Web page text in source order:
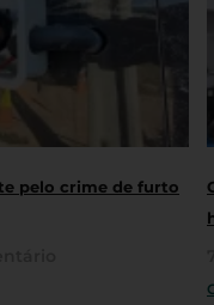
pelo crime de furto